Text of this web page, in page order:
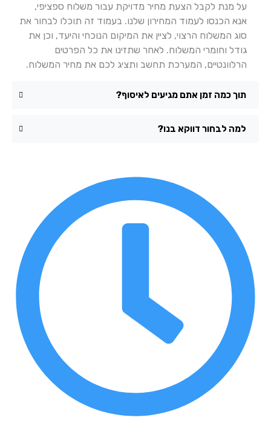
על מנת לקבל הצעת מחיר מדויקת עבור משלוח ספציפי,
אנא הכנסו לעמוד המחירון שלנו. בעמוד זה תוכלו לבחור את
סוג המשלוח הרצוי, לציין את המיקום הנוכחי והיעד, וכן את
גודל וחומרי המשלוח. לאחר שתזינו את כל הפרטים
הרלוונטיים, המערכת תחשב ותציג לכם את מחיר המשלוח.
תוך כמה זמן אתם מגיעים לאיסוף?
למה לבחור דווקא בנו?